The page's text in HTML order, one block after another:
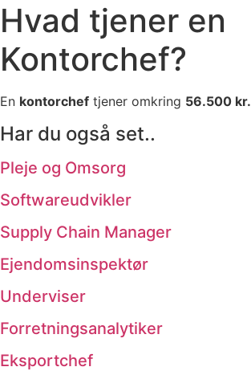
Hvad tjener en
Kontorchef?
En kontorchef tjener omkring 56.500 kr.
Har du også set..
Pleje og Omsorg
Softwareudvikler
Supply Chain Manager
Ejendomsinspektør
Underviser
Forretningsanalytiker
Eksportchef